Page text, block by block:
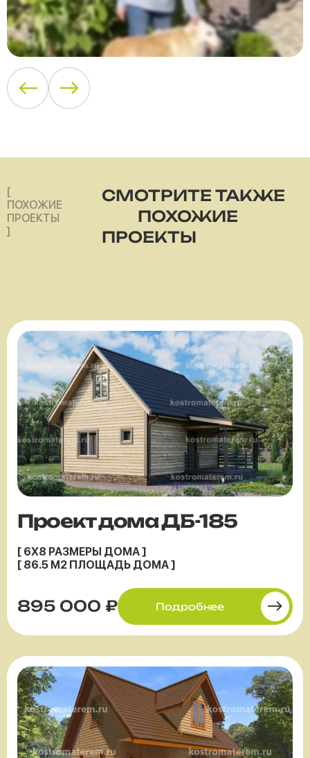
[
ПОХОЖИЕ
ПРОЕКТЫ
]
СМОТРИТЕ ТАКЖЕ
ПОХОЖИЕ
ПРОЕКТЫ
Проект дома ДБ-185
[ 6X8 РАЗМЕРЫ ДОМА ]
[ 86.5 М2 ПЛОЩАДЬ ДОМА ]
895 000 ₽ Подробнее